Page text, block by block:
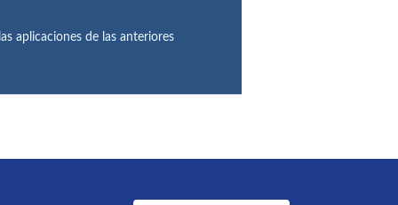
aplicaciones de las anteriores